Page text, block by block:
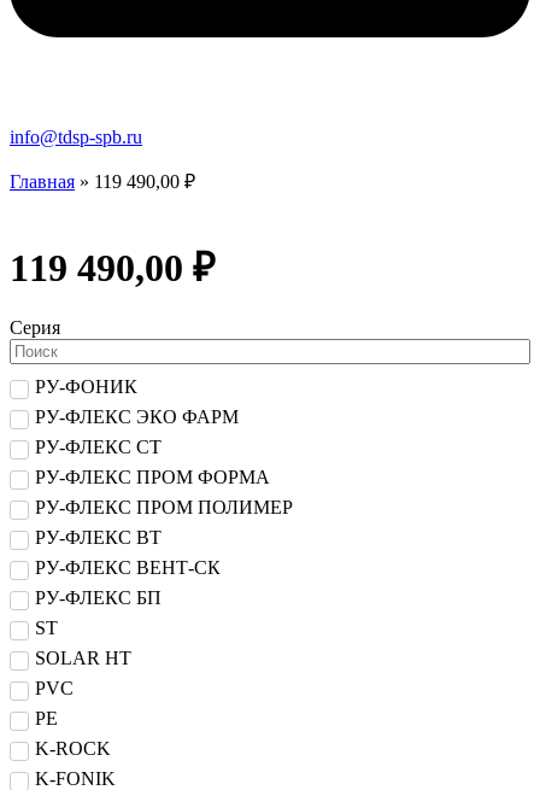
info@tdsp-spb.ru
Главная » 119 490,00 ₽
119 490,00 ₽
Серия
РУ-ФОНИК
РУ-ФЛЕКС ЭКО ФАРМ
РУ-ФЛЕКС СТ
РУ-ФЛЕКС ПРОМ ФОРМА
РУ-ФЛЕКС ПРОМ ПОЛИМЕР
РУ-ФЛЕКС ВТ
РУ-ФЛЕКС ВЕНТ-СК
РУ-ФЛЕКС БП
ST
SOLAR HT
PVC
PE
K-ROCK
K-FONIK